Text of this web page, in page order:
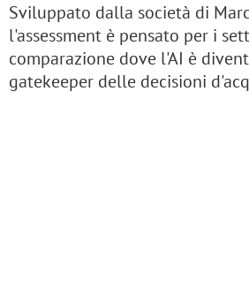
Sviluppato dalla società di
l'assessment è pensato per i
comparazione dove l'AI è
gatekeeper delle decisioni